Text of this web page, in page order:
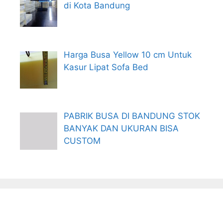
di Kota Bandung
Harga Busa Yellow 10 cm Untuk
Kasur Lipat Sofa Bed
PABRIK BUSA DI BANDUNG STOK
BANYAK DAN UKURAN BISA
CUSTOM